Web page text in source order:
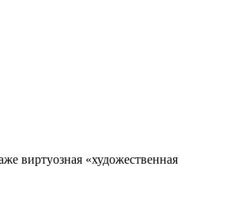
виртуозная «художественная